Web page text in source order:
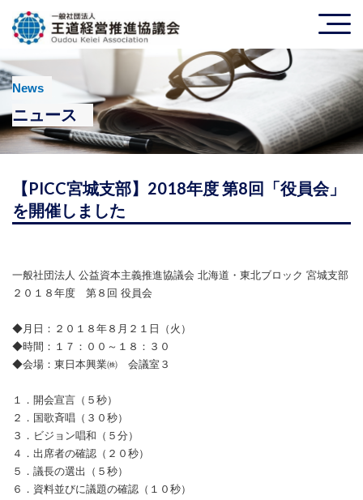
News
ニュース
【PICC宮城支部】2018年度 第8回「役員会」
を開催しました
一般社団法人 公益資本主義推進協議会 北海道・東北ブロック 宮城支部
２０１８年度 第８回 役員会
◆月日：２０１８年８月２１日（火）
◆時間：１７：００～１８：３０
◆会場：東日本興業㈱ 会議室３
１．開会宣言（５秒）
２．国歌斉唱（３０秒）
３．ビジョン唱和（５分）
４．出席者の確認（２０秒）
５．議長の選出（５秒）
６．資料並びに議題の確認（１０秒）